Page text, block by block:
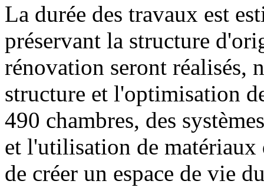
La durée des travaux est
préservant la structure
rénovation seront réalisés,
structure et l'optimisation
490 chambres, des
et l'utilisation de
de créer un espace de vie